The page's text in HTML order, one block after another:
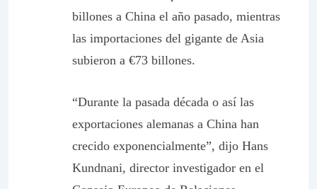
billones a China el año pasado, mientras
las importaciones del gigante de Asia
subieron a €73 billones.
“Durante la pasada década o así las
exportaciones alemanas a China han
crecido exponencialmente”, dijo Hans
Kundnani, director investigador en el